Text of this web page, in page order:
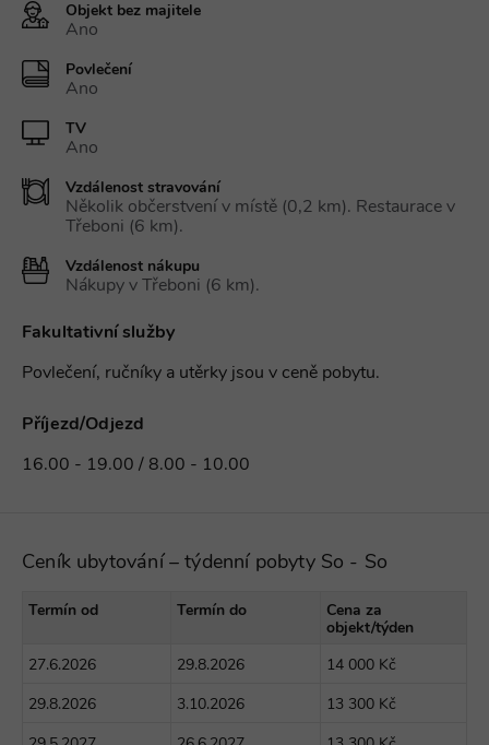
Objekt bez majitele
Ano
Povlečení
Ano
TV
Ano
Vzdálenost stravování
Několik občerstvení v místě (0,2 km). Restaurace v
Třeboni (6 km).
Vzdálenost nákupu
Nákupy v Třeboni (6 km).
Fakultativní služby
Povlečení, ručníky a utěrky jsou v ceně pobytu.
Příjezd/Odjezd
16.00 - 19.00 / 8.00 - 10.00
Ceník ubytování – týdenní pobyty So - So
Termín od Termín do
Cena za
objekt/týden
27.6.2026 29.8.2026 14 000 Kč
29.8.2026 3.10.2026 13 300 Kč